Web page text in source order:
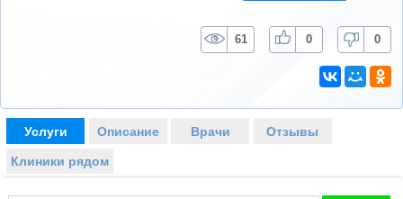
61 0 0
Услуги Описание Врачи Отзывы
Клиники рядом